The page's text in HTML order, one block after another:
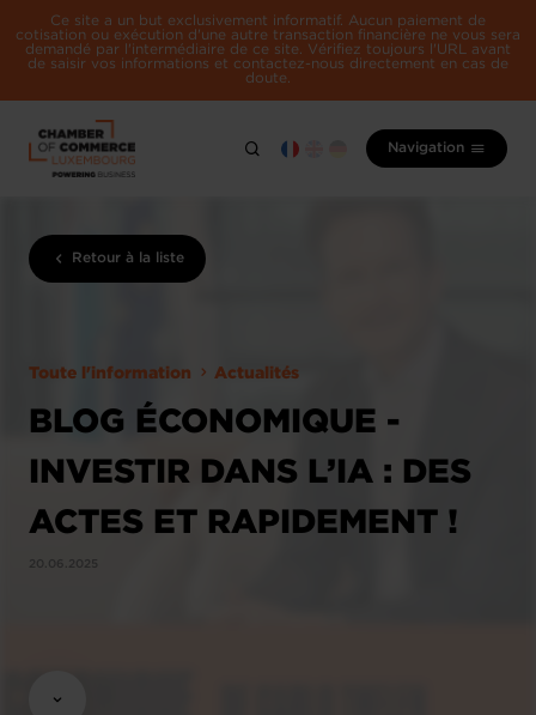
Ce site a un but exclusivement informatif. Aucun paiement de
cotisation ou exécution d'une autre transaction financière ne vous sera
demandé par l'intermédiaire de ce site. Vérifiez toujours l'URL avant
de saisir vos informations et contactez-nous directement en cas de
doute.
Navigation
Retour à la liste
Toute l'information Actualités
BLOG ÉCONOMIQUE -
INVESTIR DANS L’IA : DES
ACTES ET RAPIDEMENT !
20.06.2025